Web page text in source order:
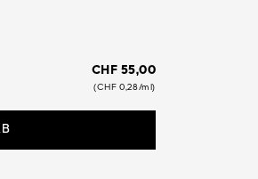
CHF 55,00
(CHF 0,28/ml)